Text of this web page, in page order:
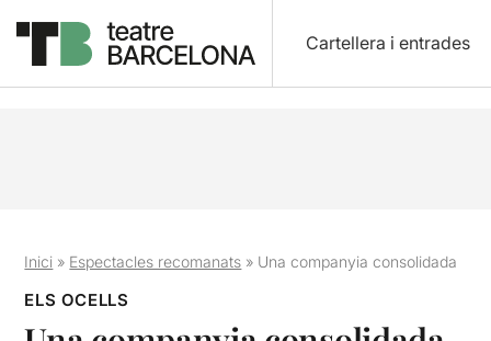
Cartellera i entrades
Inici » Espectacles recomanats » Una companyia consolidada
ELS OCELLS